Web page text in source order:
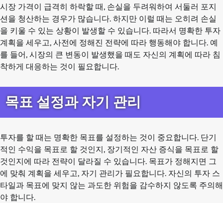
시장 가격이 급격히 하락할 때, 손실을 두려워하여 서둘러 포지
션을 청산하는 경우가 많습니다. 하지만 이럴 때는 오히려 손실
을 키울 수 있는 상황이 발생할 수 있습니다. 따라서 명확한 투자
계획을 세우고, 사전에 정해진 전략에 따라 행동해야 합니다. 예
를 들어, 시장의 큰 변동이 발생했을 때도 자신의 계획에 따라 침
착하게 대응하는 것이 필요합니다.
목표 설정과 자기 관리
투자를 할 때는 명확한 목표를 설정하는 것이 중요합니다. 단기
적인 수익을 목표로 할 것인지, 장기적인 자산 증식을 목표로 할
것인지에 따라 전략이 달라질 수 있습니다. 목표가 정해지면 그
에 맞춰 계획을 세우고, 자기 관리가 필요합니다. 자신의 투자 스
타일과 목표에 맞지 않는 과도한 위험을 감수하지 않도록 주의해
야 합니다.